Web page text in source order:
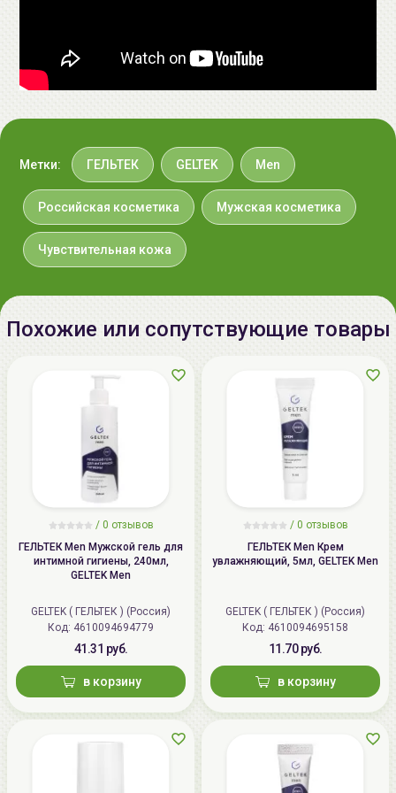
район, г.Дедовск, ул.Набережная
Речфлота, д.1) +7(495)212-93-66
ул.Мележа, д.5, корп.1, пом.233.
+375296092910
group@allcosmetics.by
Метки: ГЕЛЬТЕК GELTEK Men
Российская косметика Мужская косметика
Чувствительная кожа
Похожие или сопутствующие товары
/ 0 отзывов
ГЕЛЬТЕК Men Мужской гель для
интимной гигиены, 240мл,
GELTEK Men
GELTEK ( ГЕЛЬТЕК ) (Россия)
Код: 4610094694779
41.31 руб.
в корзину
/ 0 отзывов
ГЕЛЬТЕК Men Крем
увлажняющий, 5мл, GELTEK Men
GELTEK ( ГЕЛЬТЕК ) (Россия)
Код: 4610094695158
11.70 руб.
в корзину